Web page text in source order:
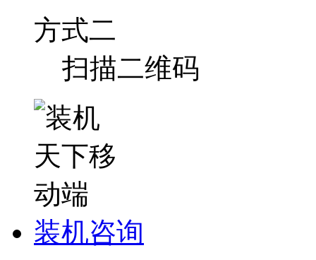
方式二
扫描二维码
装机咨询